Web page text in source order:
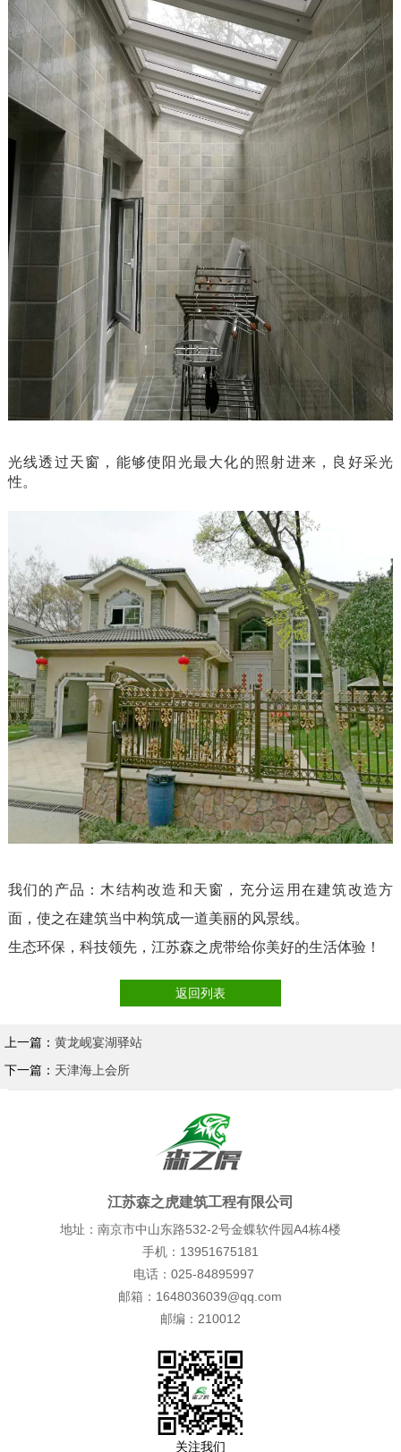
光线透过天窗，能够使阳光最大化的照射进来，良好采光
性。
我们的产品：木结构改造和天窗，充分运用在建筑改造方
面，使之在建筑当中构筑成一道美丽的风景线。
生态环保，科技领先，江苏森之虎带给你美好的生活体验！
返回列表
上一篇： 黄龙岘宴湖驿站
下一篇： 天津海上会所
江苏森之虎建筑工程有限公司
地址：南京市中山东路532-2号金蝶软件园A4栋4楼
手机：13951675181
电话：025-84895997
邮箱：1648036039@qq.com
邮编：210012
关注我们